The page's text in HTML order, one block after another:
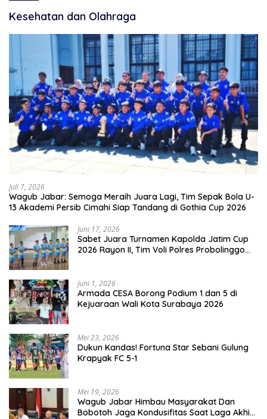
Kesehatan dan Olahraga
Juli 7, 2026
Wagub Jabar: Semoga Meraih Juara Lagi, Tim Sepak Bola U-
13 Akademi Persib Cimahi Siap Tandang di Gothia Cup 2026
Juni 17, 2026
Sabet Juara Turnamen Kapolda Jatim Cup
2026 Rayon II, Tim Voli Polres Probolinggo
Juni 1, 2026
Armada CESA Borong Podium 1 dan 5 di
Kejuaraan Wali Kota Surabaya 2026
Mei 23, 2026
Dukun Kandas! Fortuna Star Sebani Gulung
Krapyak FC 5-1
Mei 19, 2026
Wagub Jabar Himbau Masyarakat Dan
Bobotoh Jaga Kondusifitas Saat Laga Akhir